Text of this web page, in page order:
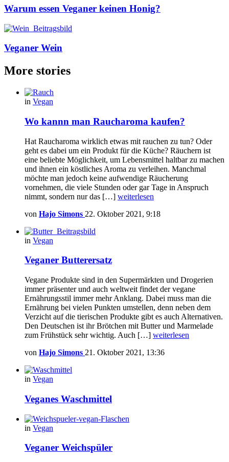
Warum essen Veganer keinen Honig?
Veganer Wein
More stories
in Vegan
Wo kannn man Raucharoma kaufen?
Hat Raucharoma wirklich etwas mit rauchen zu tun? Oder
geht es dabei um ein Produkt für die Küche? Räuchern ist
eine beliebte Möglichkeit, um Lebensmittel haltbar zu machen
und ihnen ein köstliches Aroma zu verleihen. Manchmal
möchte man jedoch keine aufwendige Räucherung
vornehmen, die viele Stunden oder gar Tage in Anspruch
nimmt, sondern nur das […] weiterlesen
von Hajo Simons 22. Oktober 2021, 9:18
in Vegan
Veganer Butterersatz
Vegane Produkte sind in den Supermärkten und Drogerien
immer präsenter und auch weltweit findet der vegane
Ernährungsstil immer mehr Anklang. Dabei muss man die
Ernährung bei vielen Punkten umstellen, denn neben dem
Verzicht auf die tierischen Produkte gibt es auch Alternativen.
Den Deutschen ist ihr Brötchen mit Butter und Marmelade
zum Frühstück sehr wichtig. Auch […] weiterlesen
von Hajo Simons 21. Oktober 2021, 13:36
in Vegan
Veganes Waschmittel
in Vegan
Veganer Weichspüler